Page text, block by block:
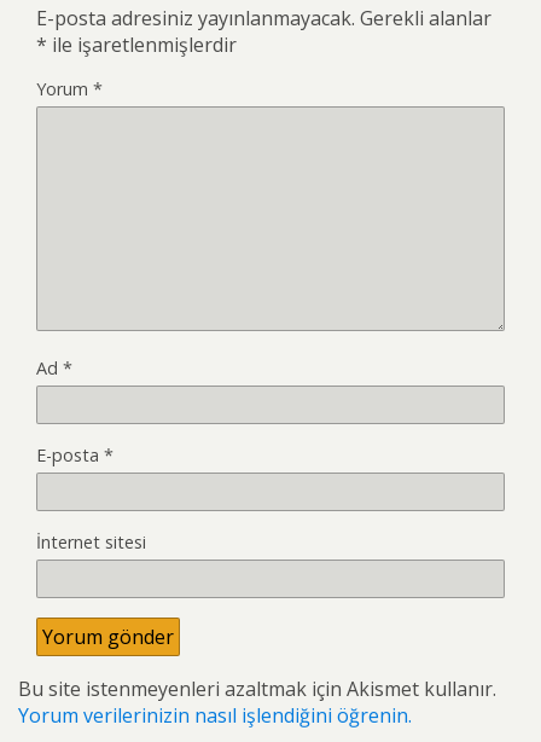
E-posta adresiniz yayınlanmayacak. Gerekli alanlar
* ile işaretlenmişlerdir
Yorum *
Ad *
E-posta *
İnternet sitesi
Bu site istenmeyenleri azaltmak için Akismet kullanır.
Yorum verilerinizin nasıl işlendiğini öğrenin.